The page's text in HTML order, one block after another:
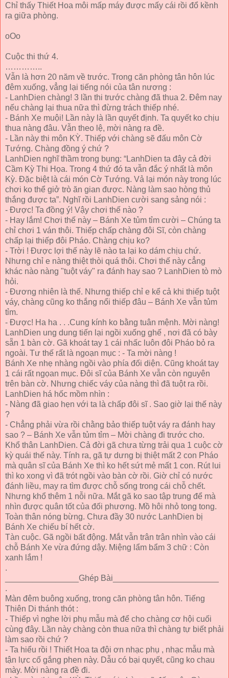
Chỉ thấy Thiết Hoa môi mấp máy được mấy cái rồi đổ kềnh
ra giữa phòng.
oOo
Cuộc thi thứ 4.
…………..
Vẫn là hơn 20 năm về trước. Trong căn phòng tân hôn lúc
đêm xuống, vẳng lại tiếng nói của tân nương :
- LanhDien chàng! 3 lần thi trước chàng đã thua 2. Đêm nay
nếu chàng lại thua nữa thì đừng trách thiếp nhé.
- Bánh Xe muội! Lần này là lần quyết định. Ta quyết ko chịu
thua nàng đâu. Vẫn theo lệ, mời nàng ra đề.
- Lần này thi môn KỲ. Thiếp với chàng sẽ đấu môn Cờ
Tướng. Chàng đồng ý chứ ?
LanhDien nghĩ thầm trong bụng: “LanhDien ta đây cả đời
Cầm Kỳ Thi Họa. Trong 4 thứ đó ta vẫn đắc ý nhất là môn
Kỳ. Đặc biệt là cái món Cờ Tướng. Vả lại món này trong lúc
chơi ko thể giở trò ăn gian được. Nàng làm sao hòng thủ
thắng được ta”. Nghĩ rồi LanhDien cười sang sảng nói :
- Được! Ta đồng ý! Vậy chơi thế nào ?
- Hay lắm! Chơi thế này – Bánh Xe tủm tỉm cười – Chúng ta
chỉ chơi 1 ván thôi. Thiếp chấp chàng đôi Sĩ, còn chàng
chấp lại thiếp đôi Pháo. Chàng chịu ko?
- Trời ! Được lợi thế này lẽ nào ta lại ko dám chịu chứ.
Nhưng chỉ e nàng thiệt thòi quá thôi. Chơi thế này cẳng
khác nào nàng "tuột váy" ra đánh hay sao ? LanhDien tò mò
hỏi.
- Đương nhiên là thế. Nhưng thiếp chỉ e kể cả khi thiếp tuột
váy, chàng cũng ko thắng nổi thiếp đâu – Bánh Xe vẫn tủm
tỉm.
- Được! Ha ha . . .Cung kính ko bằng tuân mệnh. Mời nàng!
LanhDien ung dung tiến lại ngồi xuống ghế , nơi đã có bày
sẵn 1 bàn cờ. Gã khoát tay 1 cái nhấc luôn đôi Pháo bỏ ra
ngoài. Tư thế rất là ngoạn mục : - Ta mời nàng !
Bánh Xe nhẹ nhàng ngồi vào phía đối diện. Cũng khoát tay
1 cái rất ngọan mục. Đôi sĩ của Bánh Xe vẫn còn nguyên
trên bàn cờ. Nhưng chiếc váy của nàng thì đã tuột ra rồi.
LanhDien há hốc mồm nhìn :
- Nàng đã giao hẹn với ta là chấp đôi sĩ . Sao giờ lại thế này
?
- Chẳng phải vừa rồi chằng bảo thiếp tuột váy ra đánh hay
sao ? – Bánh Xe vẫn tủm tỉm – Mời chàng đi trước cho.
Khổ thân LanhDien. Cả đời gã chưa từng trải qua 1 cuộc cờ
kỳ quái thế này. Tính ra, gã tự dưng bị thiệt mất 2 con Pháo
mà quân sĩ của Bánh Xe thì ko hết sứt mẻ mất 1 con. Rút lui
thì ko xong vì đã trót ngồi vào bàn cờ rồi. Giờ chỉ có nước
đánh liều, may ra tìm được chỗ sống trong cái chỗ chết.
Nhưng khổ thêm 1 nỗi nữa. Mắt gã ko sao tập trung để mà
nhìn được quân tốt của đối phương. Mồ hôi nhỏ tong tong.
Toàn thân nóng bừng. Chưa đầy 30 nước LanhDien bị
Bánh Xe chiếu bí hết cờ.
Tàn cuộc. Gã ngồi bất động. Mắt vẫn trân trân nhìn vào cái
chỗ Bánh Xe vừa đứng dậy. Miệng lẩm bẩm 3 chữ : Còn
xanh lắm !
.
________________Ghép Bài_______________________
.
Màn đêm buông xuống, trong căn phòng tân hôn. Tiếng
Thiên Di thánh thót :
- Thiếp vì nghe lời phụ mẫu mà để cho chàng cơ hội cuối
cùng đây. Lần này chàng còn thua nữa thì chàng tự biết phải
làm sao rồi chứ ?
- Ta hiểu rồi ! Thiết Hoa ta đội ơn nhạc phụ , nhạc mẫu mà
tận lực cố gắng phen này. Dẫu có bại quyết, cũng ko chau
mày. Mời nàng ra đề đi.